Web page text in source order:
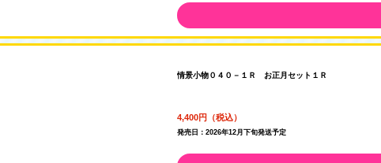
情景小物０４０－１Ｒ お正月セット１Ｒ
4,400円（税込）
発売日：2026年12月下旬発送予定